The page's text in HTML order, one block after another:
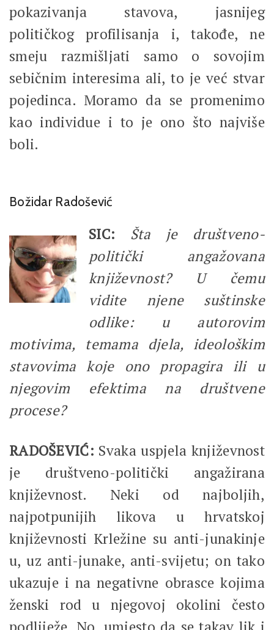
pokazivanja stavova, jasnijeg
političkog profilisanja i, takođe, ne
smeju razmišljati samo o sovojim
sebičnim interesima ali, to je već stvar
pojedinca. Moramo da se promenimo
kao individue i to je ono što najviše
boli.
Božidar Radošević
SIC: Šta je društveno-
politički angažovana
književnost? U čemu
vidite njene suštinske
odlike: u autorovim
motivima, temama djela, ideološkim
stavovima koje ono propagira ili u
njegovim efektima na društvene
procese?
RADOŠEVIĆ: Svaka uspjela književnost
je društveno-politički angažirana
književnost. Neki od najboljih,
najpotpunijih likova u hrvatskoj
književnosti Krležine su anti-junakinje
u, uz anti-junake, anti-svijetu; on tako
ukazuje i na negativne obrasce kojima
ženski rod u njegovoj okolini često